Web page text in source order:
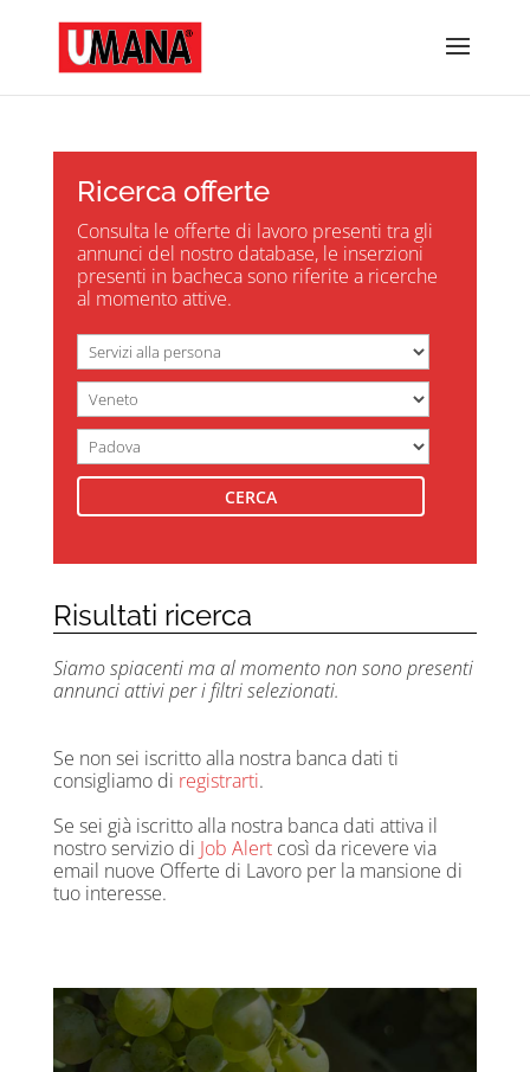
Ricerca offerte
Consulta le offerte di lavoro presenti tra gli
annunci del nostro database, le inserzioni
presenti in bacheca sono riferite a ricerche
al momento attive.
Risultati ricerca
Siamo spiacenti ma al momento non sono presenti
annunci attivi per i filtri selezionati.
Se non sei iscritto alla nostra banca dati ti
consigliamo di registrarti.
Se sei già iscritto alla nostra banca dati attiva il
nostro servizio di Job Alertcosì da ricevere via
email nuove Offerte di Lavoro per la mansione di
tuo interesse.